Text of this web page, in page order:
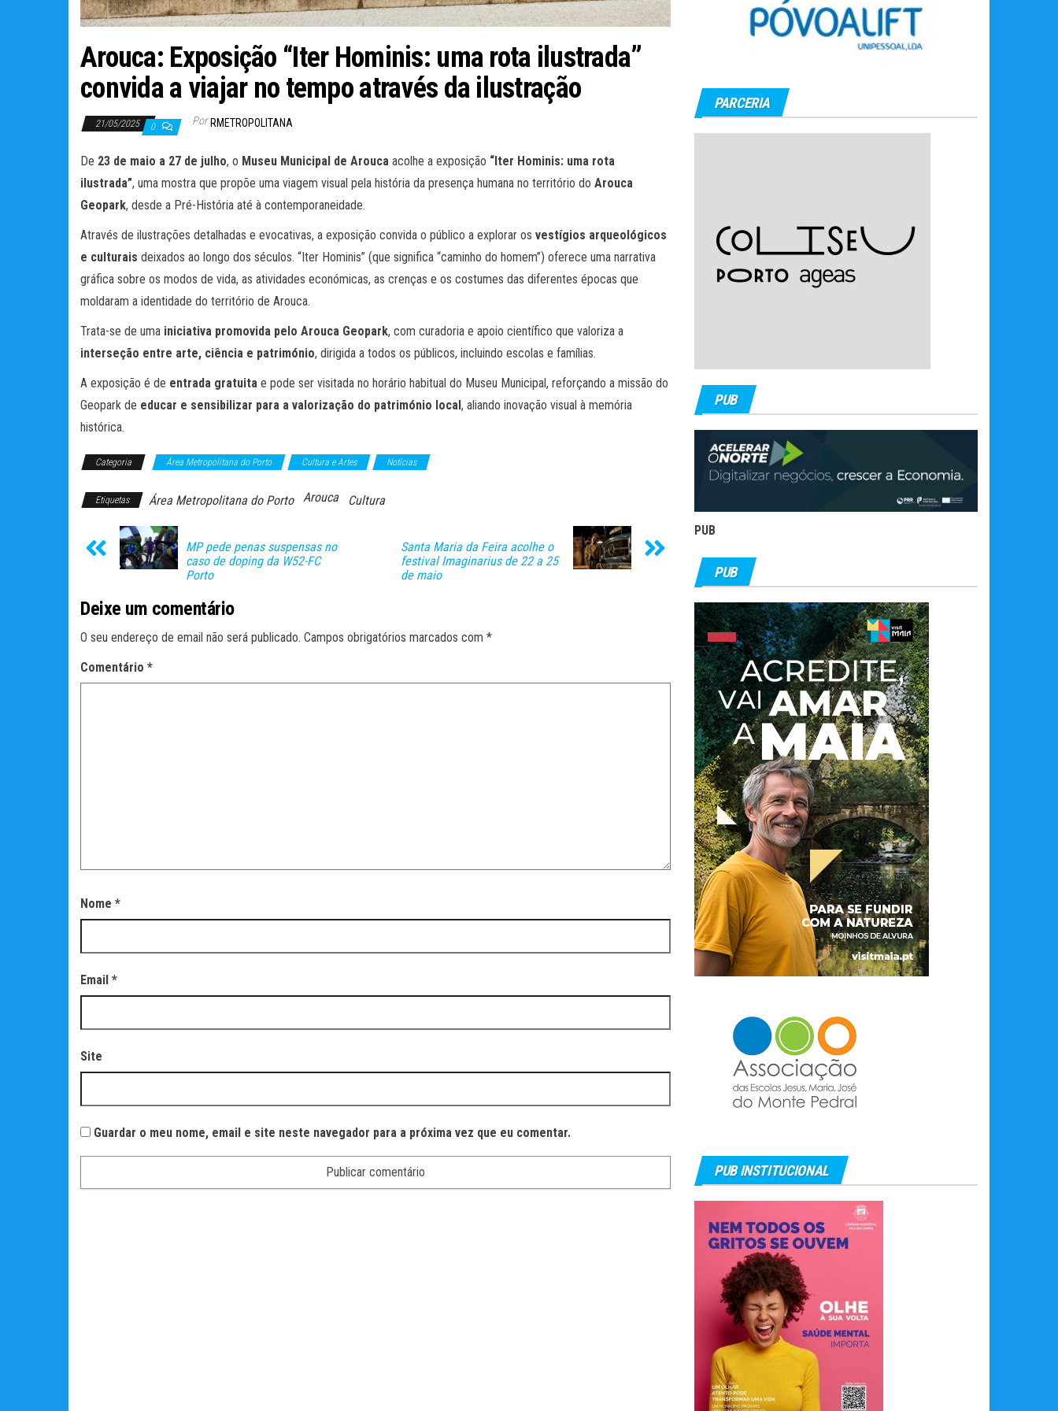
Arouca: Exposição “Iter Hominis: uma rota ilustrada”
convida a viajar no tempo através da ilustração
21/05/2025 0 Por RMETROPOLITANA
De 23 de maio a 27 de julho, o Museu Municipal de Arouca acolhe a exposição “Iter Hominis: uma rota
ilustrada”, uma mostra que propõe uma viagem visual pela história da presença humana no território do Arouca
Geopark, desde a Pré-História até à contemporaneidade.
Através de ilustrações detalhadas e evocativas, a exposição convida o público a explorar os vestígios arqueológicos
e culturais deixados ao longo dos séculos. “Iter Hominis” (que significa “caminho do homem”) oferece uma narrativa
gráfica sobre os modos de vida, as atividades económicas, as crenças e os costumes das diferentes épocas que
moldaram a identidade do território de Arouca.
Trata-se de uma iniciativa promovida pelo Arouca Geopark, com curadoria e apoio científico que valoriza a
interseção entre arte, ciência e património, dirigida a todos os públicos, incluindo escolas e famílias.
A exposição é de entrada gratuita e pode ser visitada no horário habitual do Museu Municipal, reforçando a missão do
Geopark de educar e sensibilizar para a valorização do património local, aliando inovação visual à memória
histórica.
Categoria Área Metropolitana do Porto Cultura e Artes Notícias
Etiquetas Área Metropolitana do Porto Arouca Cultura
MP pede penas suspensas no
caso de doping da W52-FC
Porto
Santa Maria da Feira acolhe o
festival Imaginarius de 22 a 25
de maio
Deixe um comentário
O seu endereço de email não será publicado. Campos obrigatórios marcados com *
Comentário *
Nome *
Email *
Site
Guardar o meu nome, email e site neste navegador para a próxima vez que eu comentar.
PARCERIA
PUB
PUB
PUB
PUB INSTITUCIONAL